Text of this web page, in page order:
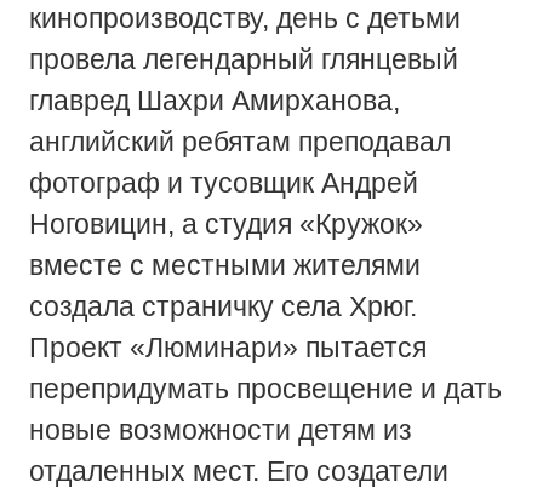
кинопроизводству, день с детьми
провела легендарный глянцевый
главред Шахри Амирханова,
английский ребятам преподавал
фотограф и тусовщик Андрей
Ноговицин, а студия «Кружок»
вместе с местными жителями
создала страничку села Хрюг.
Проект «Люминари» пытается
перепридумать просвещение и дать
новые возможности детям из
отдаленных мест. Его создатели